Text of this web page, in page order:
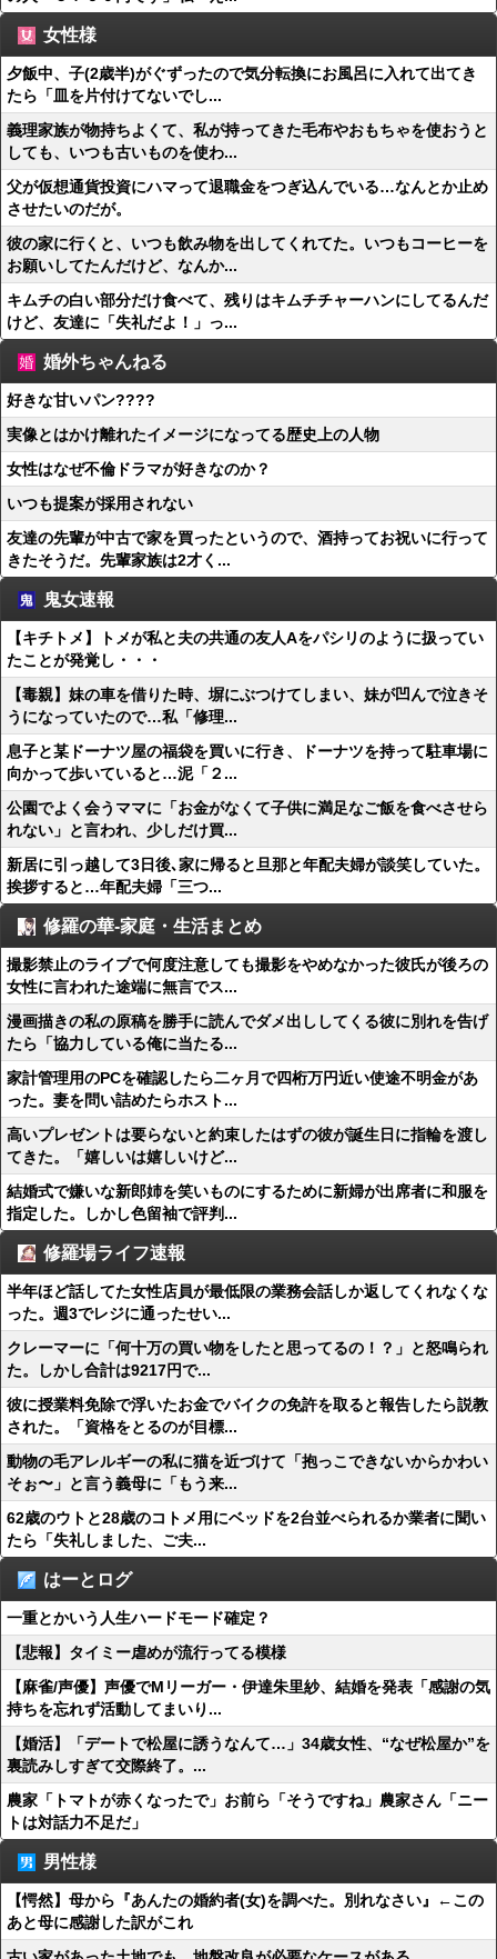
女性様
夕飯中、子(2歳半)がぐずったので気分転換にお風呂に入れて出てき
たら「皿を片付けてないでし...
義理家族が物持ちよくて、私が持ってきた毛布やおもちゃを使おうと
しても、いつも古いものを使わ...
父が仮想通貨投資にハマって退職金をつぎ込んでいる…なんとか止め
させたいのだが。
彼の家に行くと、いつも飲み物を出してくれてた。いつもコーヒーを
お願いしてたんだけど、なんか...
キムチの白い部分だけ食べて、残りはキムチチャーハンにしてるんだ
けど、友達に「失礼だよ！」っ...
婚外ちゃんねる
好きな甘いパン????
実像とはかけ離れたイメージになってる歴史上の人物
女性はなぜ不倫ドラマが好きなのか？
いつも提案が採用されない
友達の先輩が中古で家を買ったというので、酒持ってお祝いに行って
きたそうだ。先輩家族は2才く...
鬼女速報
【キチトメ】トメが私と夫の共通の友人Aをパシリのように扱ってい
たことが発覚し・・・
【毒親】妹の車を借りた時、塀にぶつけてしまい、妹が凹んで泣きそ
うになっていたので…私「修理...
息子と某ドーナツ屋の福袋を買いに行き、ドーナツを持って駐車場に
向かって歩いていると…泥「２...
公園でよく会うママに「お金がなくて子供に満足なご飯を食べさせら
れない」と言われ、少しだけ買...
新居に引っ越して3日後､家に帰ると旦那と年配夫婦が談笑していた。
挨拶すると…年配夫婦「三つ...
修羅の華-家庭・生活まとめ
撮影禁止のライブで何度注意しても撮影をやめなかった彼氏が後ろの
女性に言われた途端に無言でス...
漫画描きの私の原稿を勝手に読んでダメ出ししてくる彼に別れを告げ
たら「協力している俺に当たる...
家計管理用のPCを確認したら二ヶ月で四桁万円近い使途不明金があ
った。妻を問い詰めたらホスト...
高いプレゼントは要らないと約束したはずの彼が誕生日に指輪を渡し
てきた。「嬉しいは嬉しいけど...
結婚式で嫌いな新郎姉を笑いものにするために新婦が出席者に和服を
指定した。しかし色留袖で評判...
修羅場ライフ速報
半年ほど話してた女性店員が最低限の業務会話しか返してくれなくな
った。週3でレジに通ったせい...
クレーマーに「何十万の買い物をしたと思ってるの！？」と怒鳴られ
た。しかし合計は9217円で...
彼に授業料免除で浮いたお金でバイクの免許を取ると報告したら説教
された。「資格をとるのが目標...
動物の毛アレルギーの私に猫を近づけて「抱っこできないからかわい
そぉ〜」と言う義母に「もう来...
62歳のウトと28歳のコトメ用にベッドを2台並べられるか業者に聞い
たら「失礼しました、ご夫...
はーとログ
一重とかいう人生ハードモード確定？
【悲報】タイミー虐めが流行ってる模様
【麻雀/声優】声優でMリーガー・伊達朱里紗、結婚を発表「感謝の気
持ちを忘れず活動してまいり...
【婚活】「デートで松屋に誘うなんて…」34歳女性、“なぜ松屋か”を
裏読みしすぎて交際終了。...
農家「トマトが赤くなったで」お前ら「そうですね」農家さん「ニー
トは対話力不足だ」
男性様
【愕然】母から『あんたの婚約者(女)を調べた。別れなさい』←この
あと母に感謝した訳がこれ